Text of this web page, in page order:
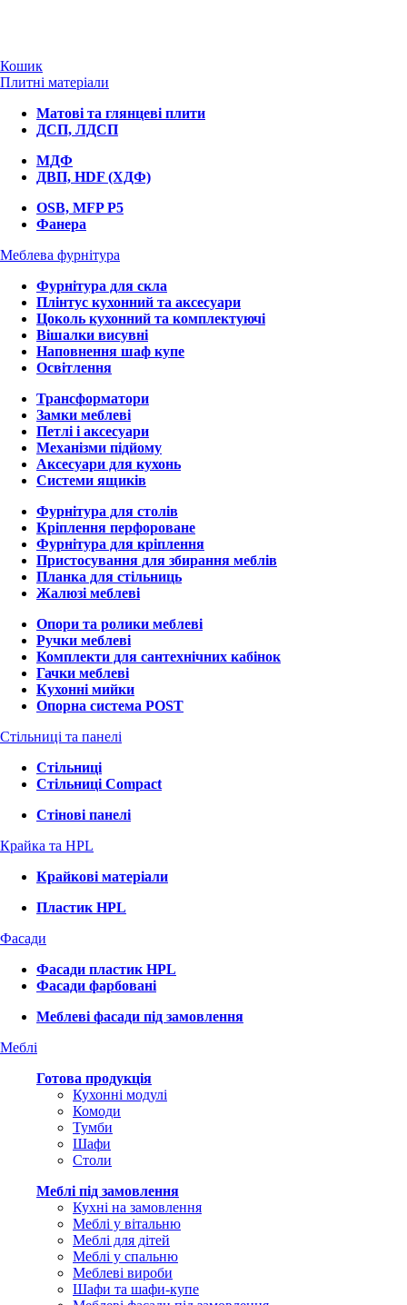
Кошик
Плитні матеріали
Матові та глянцеві плити
ДСП, ЛДСП
МДФ
ДВП, HDF (ХДФ)
OSB, MFP P5
Фанера
Меблева фурнітура
Фурнітура для скла
Плінтус кухонний та аксесуари
Цоколь кухонний та комплектуючі
Вішалки висувні
Наповнення шаф купе
Освітлення
Трансформатори
Замки меблеві
Петлі і аксесуари
Механізми підйому
Аксесуари для кухонь
Системи ящиків
Фурнітура для столів
Кріплення перфороване
Фурнітура для кріплення
Пристосування для збирання меблів
Планка для стільниць
Жалюзі меблеві
Опори та ролики меблеві
Ручки меблеві
Комплекти для сантехнічних кабінок
Гачки меблеві
Кухонні мийки
Опорна система POST
Стільниці та панелі
Стільниці
Стільниці Compact
Стінові панелі
Крайка та HPL
Крайкові матеріали
Пластик HPL
Фасади
Фасади пластик HPL
Фасади фарбовані
Меблеві фасади під замовлення
Меблі
Готова продукція
Кухонні модулі
Комоди
Тумби
Шафи
Столи
Меблі під замовлення
Кухні на замовлення
Меблі у вітальню
Меблі для дітей
Меблі у спальню
Меблеві вироби
Шафи та шафи-купе